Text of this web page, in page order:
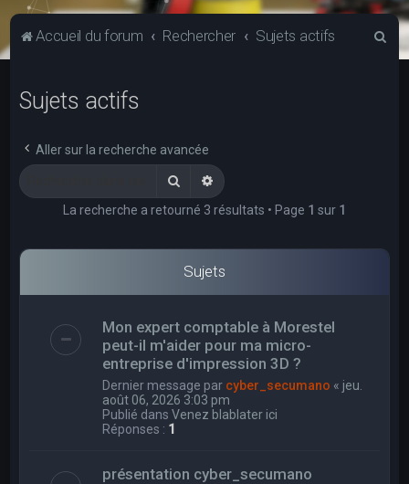
Accueil du forum Rechercher Sujets actifs
Sujets actifs
Aller sur la recherche avancée
RechercherRecherche avancée
La recherche a retourné 3 résultats • Page 1 sur 1
Sujets
Mon expert comptable à Morestel
peut-il m'aider pour ma micro-
entreprise d'impression 3D ?
Dernier message par cyber_secumano « jeu.
août 06, 2026 3:03 pm
Publié dansVenez blablater ici
Réponses : 1
présentation cyber_secumano